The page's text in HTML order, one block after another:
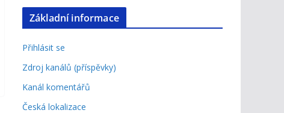
Základní informace
Přihlásit se
Zdroj kanálů (příspěvky)
Kanál komentářů
Česká lokalizace